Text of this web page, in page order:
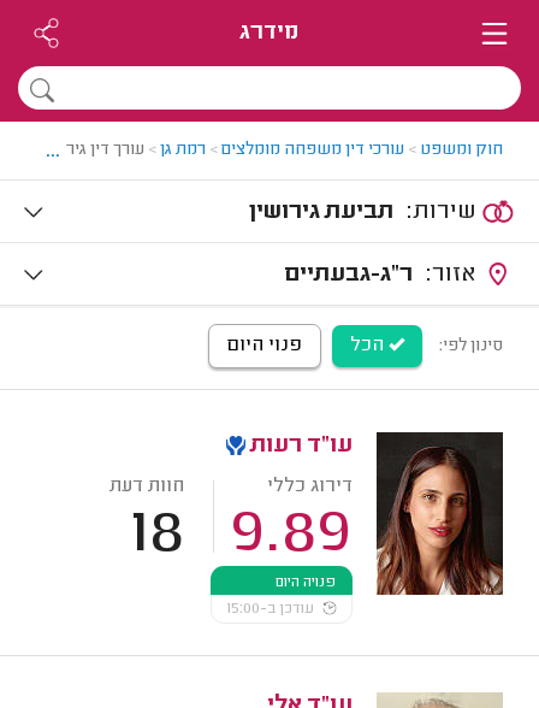
מידרג
חוק ומשפט > עורכי דין משפחה מומלצים> רמת גן> עורך דין גירושין
...
תביעת גירושין
ר"ג-גבעתיים
סינון לפי: הכל פנוי היום
עו"ד רעות
דירוג כללי
9.89
חוות דעת
18
פנויה היום
עודכן ב-15:00